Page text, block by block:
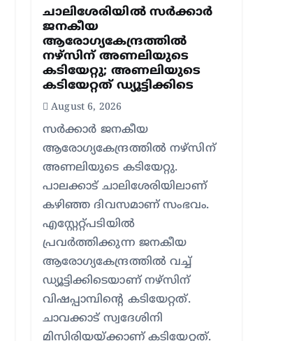
ചാലിശേരിയില്‍ സര്‍ക്കാര്‍
ജനകീയ
ആരോഗ്യകേന്ദ്രത്തില്‍
നഴ്സിന് അണലിയുടെ
കടിയേറ്റു; അണലിയുടെ
കടിയേറ്റത് ഡ്യൂട്ടിക്കിടെ
August 6, 2026
സര്‍ക്കാര്‍ ജനകീയ
ആരോഗ്യകേന്ദ്രത്തില്‍ നഴ്സിന്
അണലിയുടെ കടിയേറ്റു.
പാലക്കാട് ചാലിശേരിയിലാണ്
കഴിഞ്ഞ ദിവസമാണ് സംഭവം.
എസ്റ്റേറ്റ്പടിയില്‍
പ്രവര്‍ത്തിക്കുന്ന ജനകീയ
ആരോഗ്യകേന്ദ്രത്തില്‍ വച്ച്
ഡ്യൂട്ടിക്കിടെയാണ് നഴ്സിന്
വിഷപ്പാമ്പിന്റെ കടിയേറ്റത്.
ചാവക്കാട് സ്വദേശിനി
മിസിരിയയ്ക്കാണ് കടിയേറ്റത്.